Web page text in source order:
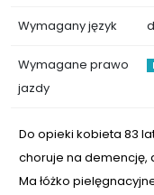
Wymagany język
Wymagane prawo
jazdy
Do opieki kobieta 83
choruje na demencję,
Ma łóżko